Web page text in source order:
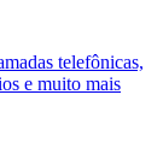
telefônicas,
e muito mais